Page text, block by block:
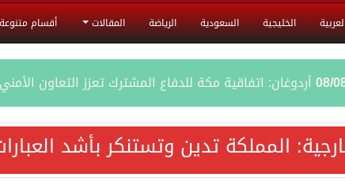
الخليجية السعودية الرياضة المقالات أقسام
08/ أردوغان: اتفاقية مكة للدفاع المشترك تعزز التعاون
08/سمو وزير الخارجية : اتفاقية مكة تعكس الإرادة
المملكة تدين وتستنكر بأشد